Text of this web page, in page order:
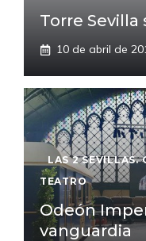
Torre
10 de abril de
LAS 2 SEVILLAS.
TEATRO
Odeón
vanguardia